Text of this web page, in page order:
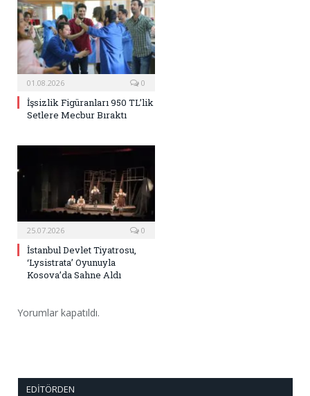
01.08.2026 0
İşsizlik Figüranları 950 TL’lik
Setlere Mecbur Bıraktı
25.07.2026 0
İstanbul Devlet Tiyatrosu,
‘Lysistrata’ Oyunuyla
Kosova’da Sahne Aldı
Yorumlar kapatıldı.
EDITÖRDEN